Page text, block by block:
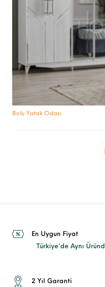
Bolu Yatak Odası
En Uygun Fiyat
Türkiye'de Aynı
2 Yıl Garanti